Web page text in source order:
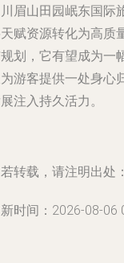
眉山田园岷东国际
赋资源转化为高质
划，它有望成为一
游客提供一处身心
注入持久活力。
转载，请注明出处
时间：2026-08-06